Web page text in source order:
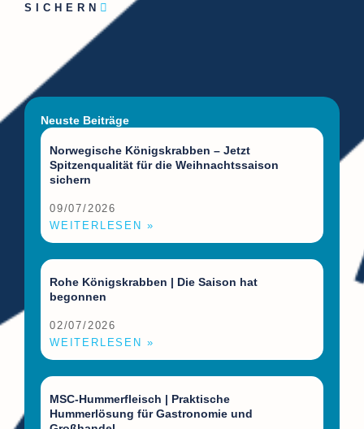
SICHERN
Neuste Beiträge
Norwegische Königskrabben – Jetzt
Spitzenqualität für die Weihnachtssaison
sichern
09/07/2026
WEITERLESEN »
Rohe Königskrabben | Die Saison hat
begonnen
02/07/2026
WEITERLESEN »
MSC-Hummerfleisch | Praktische
Hummerlösung für Gastronomie und